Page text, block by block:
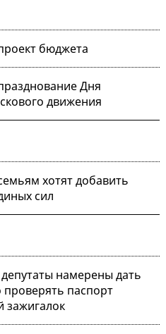
бюджета
Дня
движения
хотят добавить
сил
намерены дать
проверять паспорт
зажигалок